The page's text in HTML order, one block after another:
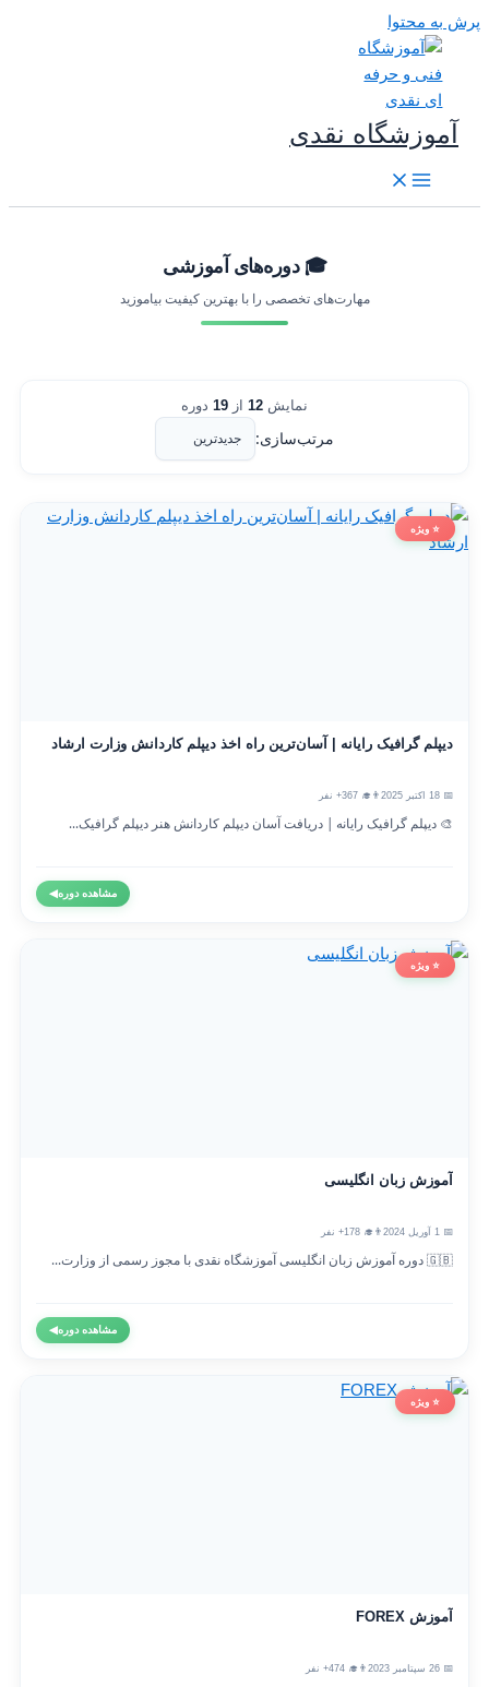
به محتوا
آموزشگاه نقدی
🎓 دوره‌های آموزشی
مهارت‌های تخصصی را با بهترین کیفیت بیاموزید
نمایش12 از 19 دوره
مرتب‌سازی:
⭐ ویژه
دیپلم گرافیک رایانه | آسان‌ترین راه اخذ دیپلم کاردانش وزارت ارشاد
👨‍🎓 367+ نفر
🎨 دیپلم گرافیک رایانه | دریافت آسان دیپلم کاردانش هنر دیپلم گرافیک...
مشاهده دوره◀
⭐ ویژه
آموزش زبان انگلیسی
👨‍🎓 178+ نفر
🇬🇧 دوره آموزش زبان انگلیسی آموزشگاه نقدی با مجوز رسمی از وزارت...
مشاهده دوره◀
⭐ ویژه
آموزش FOREX
👨‍🎓 474+ نفر